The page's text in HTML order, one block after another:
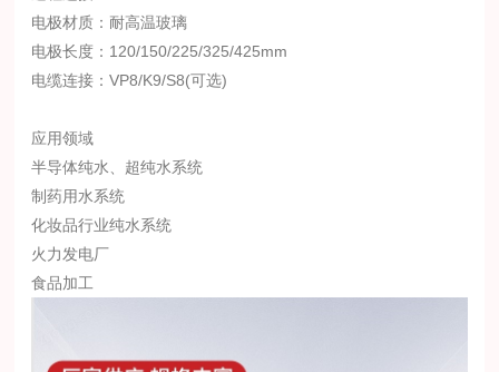
电极材质：耐高温玻璃
电极长度：120/150/225/325/425mm
电缆连接：VP8/K9/S8(可选)
应用领域
半导体纯水、超纯水系统
制药用水系统
化妆品行业纯水系统
火力发电厂
食品加工